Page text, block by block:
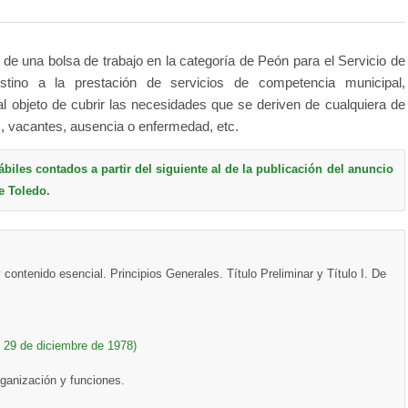
una bolsa de trabajo en la categoría de Peón para el Servicio de
a la prestación de servicios de competencia municipal,
de cubrir las necesidades que se deriven de cualquiera de
ausencia o enfermedad, etc.
contados a partir del siguiente al de la publicación del anuncio
Toledo.
esencial. Principios Generales. Título Preliminar y Título I. De
de diciembre de 1978)
y funciones.